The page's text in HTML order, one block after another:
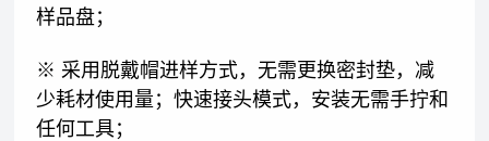
样品盘；
※ 采用脱戴帽进样方式，无需更换密封垫，减
少耗材使用量；快速接头模式，安装无需手拧和
任何工具；